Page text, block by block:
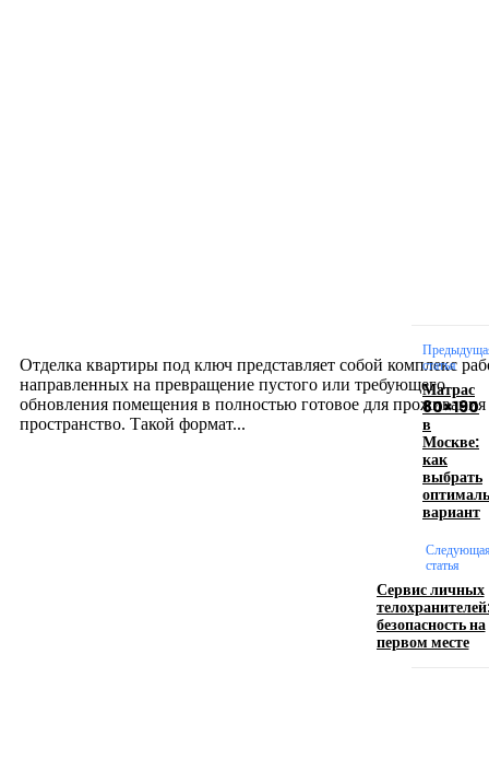
Отделка квартиры под ключ представляет собой комплекс
направленных на превращение пустого или требующего
обновления помещения в полностью готовое для проживания
пространство. Такой формат...
логотипом: эффективный инструмент бренда
Девушка в бокале: легендарный номер бурлеска
статья
Матрас
80×190
в
Москве:
как
выбрать
вариант
статья
Сервис личных
безопасность на
первом месте